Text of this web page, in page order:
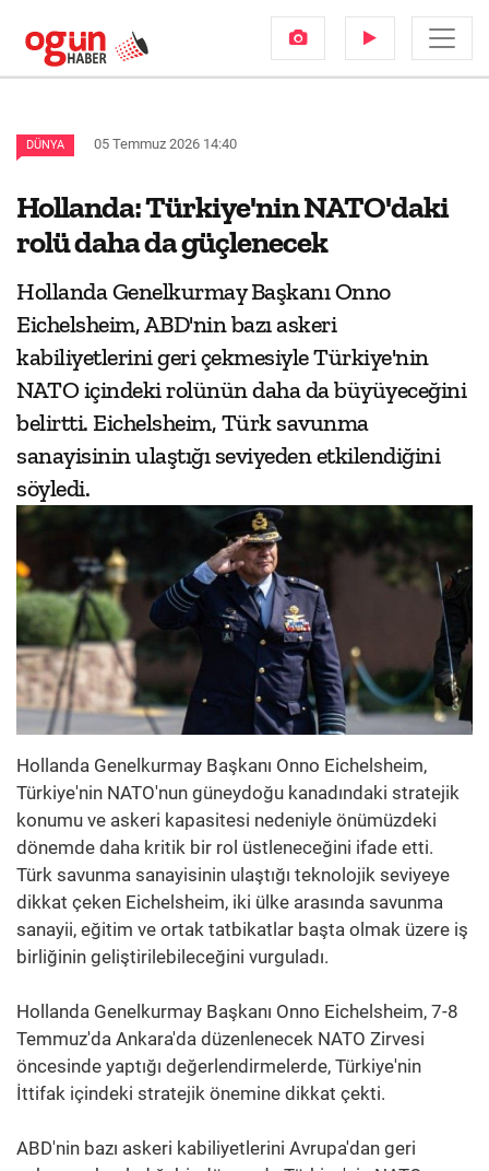
DÜNYA 05 Temmuz 2026 14:40
Hollanda: Türkiye'nin NATO'daki
rolü daha da güçlenecek
Hollanda Genelkurmay Başkanı Onno
Eichelsheim, ABD'nin bazı askeri
kabiliyetlerini geri çekmesiyle Türkiye'nin
NATO içindeki rolünün daha da büyüyeceğini
belirtti. Eichelsheim, Türk savunma
sanayisinin ulaştığı seviyeden etkilendiğini
söyledi.
Hollanda Genelkurmay Başkanı Onno Eichelsheim,
Türkiye'nin NATO'nun güneydoğu kanadındaki stratejik
konumu ve askeri kapasitesi nedeniyle önümüzdeki
dönemde daha kritik bir rol üstleneceğini ifade etti.
Türk savunma sanayisinin ulaştığı teknolojik seviyeye
dikkat çeken Eichelsheim, iki ülke arasında savunma
sanayii, eğitim ve ortak tatbikatlar başta olmak üzere iş
birliğinin geliştirilebileceğini vurguladı.
Hollanda Genelkurmay Başkanı Onno Eichelsheim, 7-8
Temmuz'da Ankara'da düzenlenecek NATO Zirvesi
öncesinde yaptığı değerlendirmelerde, Türkiye'nin
İttifak içindeki stratejik önemine dikkat çekti.
ABD'nin bazı askeri kabiliyetlerini Avrupa'dan geri